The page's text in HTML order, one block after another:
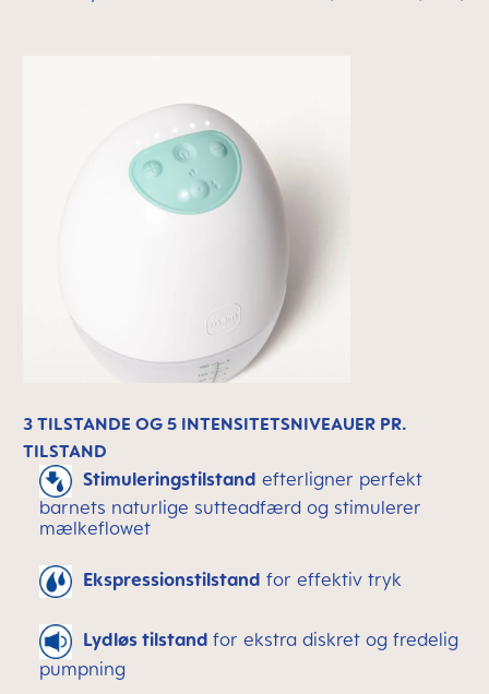
3 TILSTANDE OG 5 INTENSITETSNIVEAUER PR.
TILSTAND
Stimuleringstilstand efterligner perfekt
barnets naturlige sutteadfærd og stimulerer
mælkeflowet
Ekspressionstilstand for effektiv tryk
Lydløs tilstand for ekstra diskret og fredelig
pumpning